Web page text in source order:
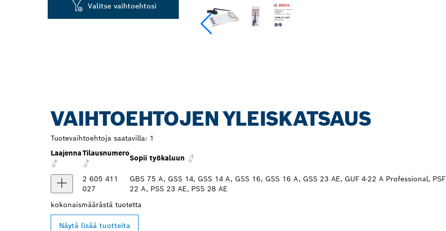
Valitse vaihtoehtosi
VAIHTOEHTOJEN YLEISKATSAUS
Tuotevaihtoehtoja saatavilla: 1
LaajennaTilausnumero
Sopii työkaluun
2 605 411
027
GBS 75 A, GSS 14, GSS 14 A, GSS 16, GSS 16 A, GSS 23 AE, GUF 4-22 A Professional, PSF
22 A, PSS 23 AE, PSS 28 AE
kokonaismäärästä tuotetta
Näytä lisää tuotteita